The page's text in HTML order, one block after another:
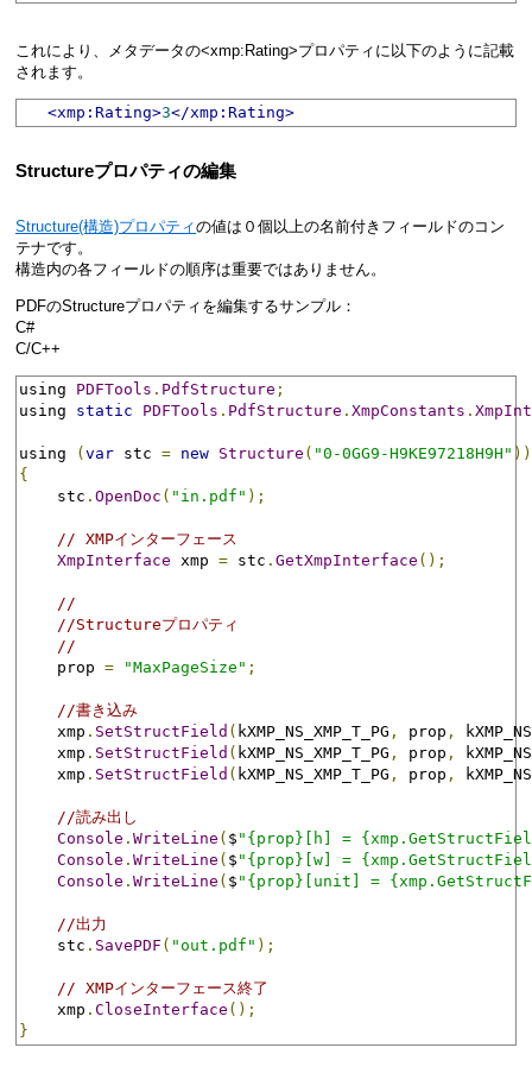
これにより、メタデータの<xmp:Rating>プロパティに以下のように記載
されます。
<xmp:Rating>3</xmp:Rating>
Structureプロパティの編集
Structure(構造)プロパティの値は０個以上の名前付きフィールドのコン
テナです。
構造内の各フィールドの順序は重要ではありません。
PDFのStructureプロパティを編集するサンプル：
C#
C/C++
using PDFTools . PdfStructure ;
using static PDFTools . PdfStructure . XmpConstants .
using ( var stc = new Structure ( "0-0GG9-H9KE97218H9H" ))
{
    stc
. OpenDoc ( "in.pdf" );
// XMPインターフェース
XmpInterface xmp = stc . GetXmpInterface ();
//
//Structureプロパティ
//
    prop
= "MaxPageSize" ;
//書き込み
    xmp
. SetStructField ( kXMP_NS_XMP_T_PG , prop ,
    xmp
. SetStructField ( kXMP_NS_XMP_T_PG , prop ,
    xmp
. SetStructField ( kXMP_NS_XMP_T_PG , prop ,
//読み出し
Console . WriteLine ( $ "{prop}[h] =
Console . WriteLine ( $ "{prop}[w] =
Console . WriteLine ( $ "{prop}[unit] =
//出力
    stc
. SavePDF ( "out.pdf" );
// XMPインターフェース終了
    xmp
. CloseInterface ();
}